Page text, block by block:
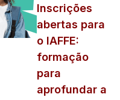
Inscrições
abertas para
o IAFFE:
formação
para
aprofundar a